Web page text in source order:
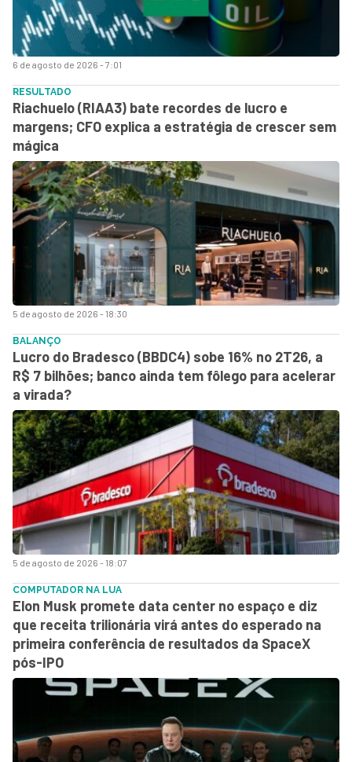
6 de agosto de 2026 - 7:01
5 de agosto de 2026 - 18:30
RESULTADO
Riachuelo (RIAA3) bate recordes de lucro e
margens; CFO explica a estratégia de crescer sem
mágica
5 de agosto de 2026 - 18:07
BALANÇO
Lucro do Bradesco (BBDC4) sobe 16% no 2T26, a
R$ 7 bilhões; banco ainda tem fôlego para acelerar
a virada?
COMPUTADOR NA LUA
Elon Musk promete data center no espaço e diz
que receita trilionária virá antes do esperado na
primeira conferência de resultados da SpaceX
pós-IPO